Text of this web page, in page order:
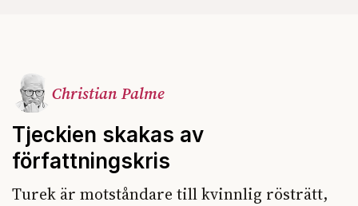
Christian Palme
Tjeckien skakas av
författningskris
Turek är motståndare till kvinnlig rösträtt,